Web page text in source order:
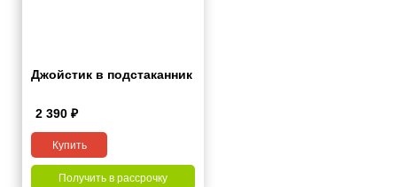
Джойстик в подстаканник
2 390 ₽
Купить
Получить в рассрочку